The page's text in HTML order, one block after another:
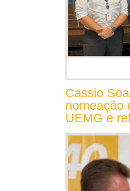
Cassio
nomeação
UEMG e